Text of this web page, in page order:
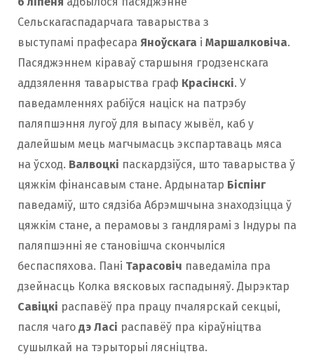
Сельскагаспадарчага таварыства з
выступамі прафесара Яноўскага і Маршалковіча.
Пасяджэннем кіраваў старшыня гродзенскага
аддзялення таварыства граф Красінскі. У
паведамленнях рабіўся націск на патрэбу
паляпшэння лугоў для выпасу жывёл, каб у
далейшым мець магчымасць экспартаваць мяса
на ўсход. Валвоцкі паскардзіўся, што таварыства ў
цяжкім фінансавым стане. Ардынатар Біспінг
паведаміў, што сядзіба Абрэмшчына знаходзіцца ў
цяжкім стане, а перамовы з гандлярамі з Індуры па
паляпшэнні яе становішча скончыліся
беспаспяхова. Пані Тарасовіч паведаміла пра
дзейнасць Колка вясковых гаспадыняў. Дырэктар
Савіцкі распавёў пра працу пчалярскай секцыі,
пасля чаго дэ Ласі распавёў пра кіраўніцтва
сушылкай на тэрыторыі лясніцтва.